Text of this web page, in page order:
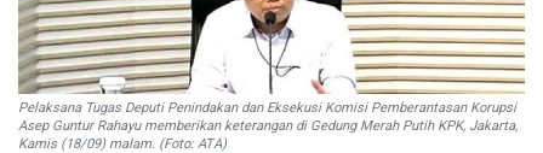
Pelaksana Tugas Deputi Penindakan dan Eksekusi Komisi Pemberantasan Korupsi
Asep Guntur Rahayu memberikan keterangan di Gedung Merah Putih KPK, Jakarta,
Kamis (18/09) malam. (Foto: ATA)